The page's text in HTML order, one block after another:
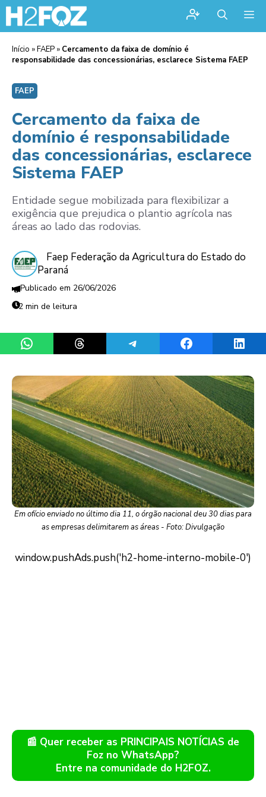
Início »FAEP » Cercamento da faixa de domínio é
responsabilidade das concessionárias, esclarece Sistema FAEP
FAEP
Cercamento da faixa de
domínio é responsabilidade
das concessionárias, esclarece
Sistema FAEP
Entidade segue mobilizada para flexibilizar a
exigência que prejudica o plantio agrícola nas
áreas ao lado das rodovias.
Faep Federação da Agricultura do Estado do
Paraná
26/06/2026
2 min de leitura
Share on WhatsAppShare on ThreadsShare on TelegramShare on Facebook
Em ofício enviado no último dia 11, o órgão nacional deu 30 dias para
as empresas delimitarem as áreas - Foto: Divulgação
📰 Quer receber as PRINCIPAIS NOTÍCIAS de
Foz no WhatsApp?
Entre na comunidade do H2FOZ.